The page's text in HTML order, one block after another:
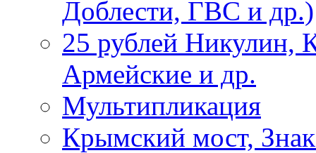
Доблести, ГВС и др.)
25 рублей Никулин,
Армейские и др.
Мультипликация
Крымский мост,